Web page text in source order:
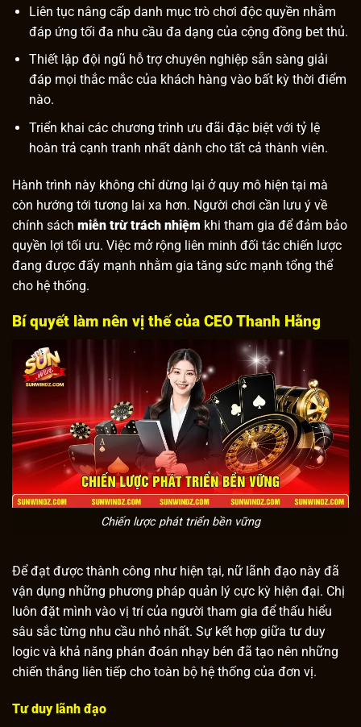
Liên tục nâng cấp danh mục trò chơi độc quyền nhằm
đáp ứng tối đa nhu cầu đa dạng của cộng đồng bet thủ.
Thiết lập đội ngũ hỗ trợ chuyên nghiệp sẵn sàng giải
đáp mọi thắc mắc của khách hàng vào bất kỳ thời điểm
nào.
Triển khai các chương trình ưu đãi đặc biệt với tỷ lệ
hoàn trả cạnh tranh nhất dành cho tất cả thành viên.
Hành trình này không chỉ dừng lại ở quy mô hiện tại mà
còn hướng tới tương lai xa hơn. Người chơi cần lưu ý về
chính sách miễn trừ trách nhiệm khi tham gia để đảm bảo
quyền lợi tối ưu. Việc mở rộng liên minh đối tác chiến lược
đang được đẩy mạnh nhằm gia tăng sức mạnh tổng thể
cho hệ thống.
Bí quyết làm nên vị thế của CEO Thanh Hằng
Chiến lược phát triển bền vững
Để đạt được thành công như hiện tại, nữ lãnh đạo này đã
vận dụng những phương pháp quản lý cực kỳ hiện đại. Chị
luôn đặt mình vào vị trí của người tham gia để thấu hiểu
sâu sắc từng nhu cầu nhỏ nhất. Sự kết hợp giữa tư duy
logic và khả năng phán đoán nhạy bén đã tạo nên những
chiến thắng liên tiếp cho toàn bộ hệ thống của đơn vị.
Tư duy lãnh đạo